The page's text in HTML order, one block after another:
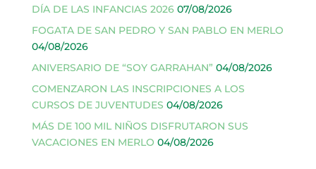
DÍA DE LAS INFANCIAS 2026 07/08/2026
FOGATA DE SAN PEDRO Y SAN PABLO EN MERLO
04/08/2026
ANIVERSARIO DE “SOY GARRAHAN” 04/08/2026
COMENZARON LAS INSCRIPCIONES A LOS
CURSOS DE JUVENTUDES 04/08/2026
MÁS DE 100 MIL NIÑOS DISFRUTARON SUS
VACACIONES EN MERLO 04/08/2026